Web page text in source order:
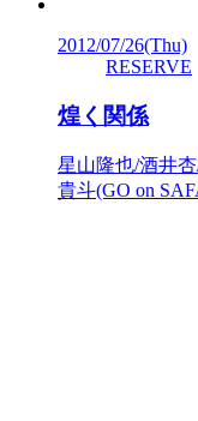
2012/07/26(Thu)
RESERVE
煌く関係
星山隆也/酒井
貴斗(GO on